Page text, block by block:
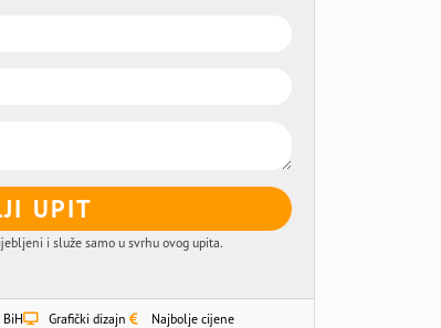
UPIT
i služe samo u svrhu ovog upita.
Grafički dizajn Najbolje cijene